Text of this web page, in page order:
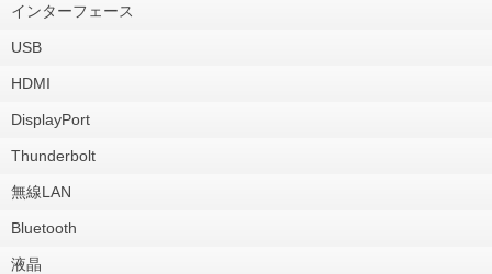
インターフェース
USB
HDMI
DisplayPort
Thunderbolt
無線LAN
Bluetooth
液晶